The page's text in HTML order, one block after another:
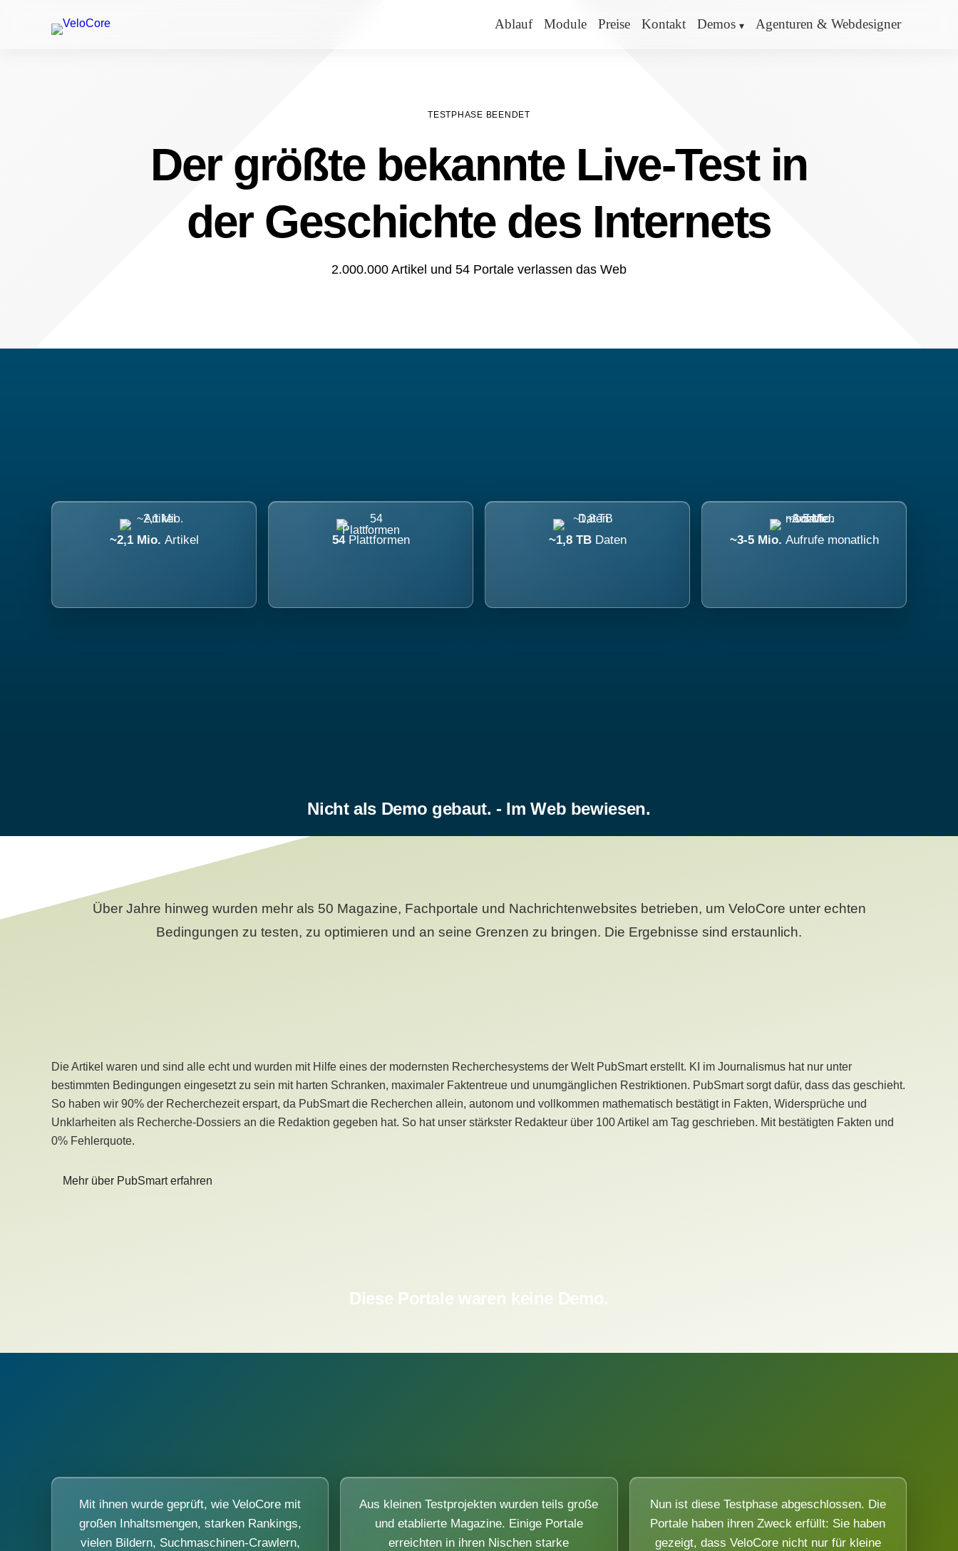
Ablauf Module Preise Kontakt Demos Agenturen & Webdesigner
TESTPHASE BEENDET
Der größte bekannte Live-Test in
der Geschichte des Internets
2.000.000 Artikel und 54 Portale verlassen das Web
~2,1 Mio. Artikel 54 Plattformen ~1,8 TB Daten ~3-5 Mio. Aufrufe monatlich
Nicht als Demo gebaut. - Im Web bewiesen.
Über Jahre hinweg wurden mehr als 50 Magazine, Fachportale und Nachrichtenwebsites betrieben, um VeloCore unter echten
Bedingungen zu testen, zu optimieren und an seine Grenzen zu bringen. Die Ergebnisse sind erstaunlich.
Die Artikel waren und sind alle echt und wurden mit Hilfe eines der modernsten Recherchesystems der Welt PubSmart erstellt. KI im Journalismus hat nur unter
bestimmten Bedingungen eingesetzt zu sein mit harten Schranken, maximaler Faktentreue und unumgänglichen Restriktionen. PubSmart sorgt dafür, dass das geschieht.
So haben wir 90% der Recherchezeit erspart, da PubSmart die Recherchen allein, autonom und vollkommen mathematisch bestätigt in Fakten, Widersprüche und
Unklarheiten als Recherche-Dossiers an die Redaktion gegeben hat. So hat unser stärkster Redakteur über 100 Artikel am Tag geschrieben. Mit bestätigten Fakten und
0% Fehlerquote.
Mehr über PubSmart erfahren
Diese Portale waren keine Demo.
Mit ihnen wurde geprüft, wie VeloCore mit
großen Inhaltsmengen, starken Rankings,
vielen Bildern, Suchmaschinen-Crawlern,
Aus kleinen Testprojekten wurden teils große
und etablierte Magazine. Einige Portale
erreichten in ihren Nischen starke
Nun ist diese Testphase abgeschlossen. Die
Portale haben ihren Zweck erfüllt: Sie haben
gezeigt, dass VeloCore nicht nur für kleine